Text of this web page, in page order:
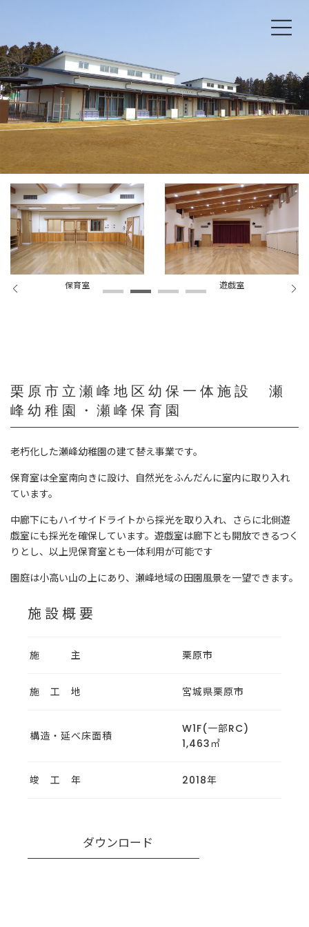
ン
ツ
へ
ス
キ
ッ
ー
シ
ョ
ン
に
移
保育室 遊戯室
栗原市立瀬峰地区幼保一体施設 瀬
峰幼稚園・瀬峰保育園
老朽化した瀬峰幼稚園の建て替え事業です。
保育室は全室南向きに設け、自然光をふんだんに室内に取り入れ
ています。
中廊下にもハイサイドライトから採光を取り入れ、さらに北側遊
戯室にも採光を確保しています。遊戯室は廊下とも開放できるつく
りとし、以上児保育室とも一体利用が可能です
園庭は小高い山の上にあり、瀬峰地域の田園風景を一望できます。
施設概要
施 主 栗原市
施 工 地 宮城県栗原市
構造・延べ床面積
W1F(一部RC)
1,463㎡
竣 工 年 2018年
ダウンロード